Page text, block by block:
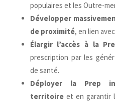
populaires et les Outre-
Développer
de proximité, en lien
Élargir l’accès à la
prescription par les
de santé.
Déployer la Prep
territoireet en garantir